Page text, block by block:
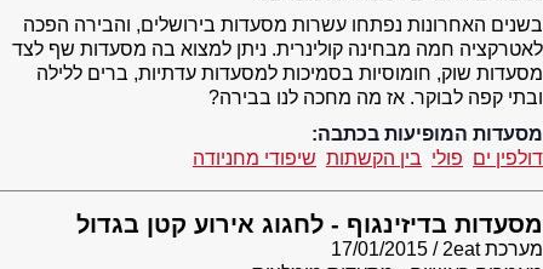
בשנים האחרונות נפתחו עשרות מסעדות בירושלים, והבירה הפכה
לאטרקציה חמה מבחינה קולינרית. ניתן למצוא בה מסעדות שף לצד
מסעדות שוק, חומוסיות בסמיכות למסעדות עדתיות, ברים ללילה
ובתי קפה לבוקר. אז מה מחכה לנו בבירה?
מסעדות המופיעות בכתבה:
דולפין ים פולי בין הקשתות שיפודי מחניודה
מסעדות בדיזינגוף - לחגוג אירוע קטן בגדול
מערכת 2eat
17/01/2015